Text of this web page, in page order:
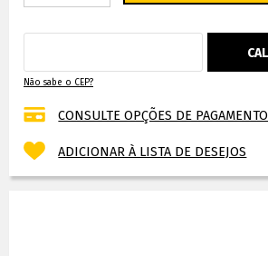
Não sabe o CEP?
CONSULTE OPÇÕES DE PAGAMENTO
ADICIONAR À LISTA DE DESEJOS